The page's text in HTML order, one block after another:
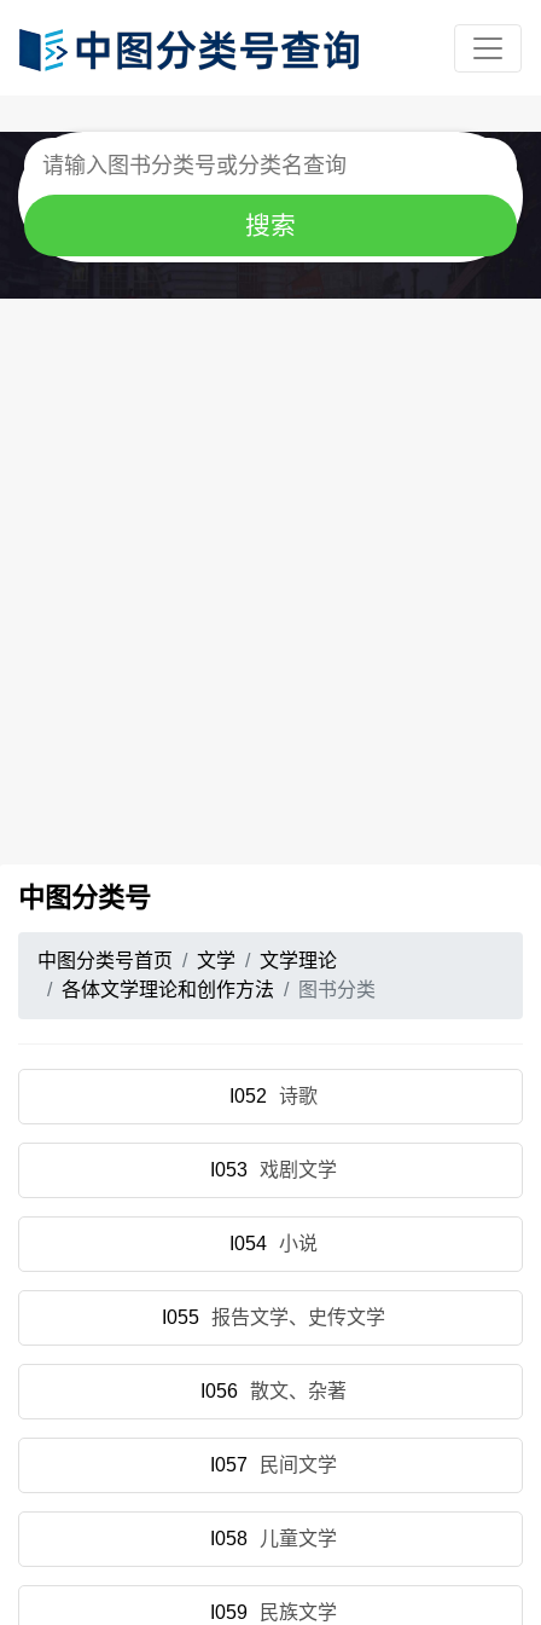
中图分类号
中图分类号首页 文学
文学理论
各体文学理论和创作方法
图书分类
I052 诗歌
I053 戏剧文学
I054 小说
I055 报告文学、史传文学
I056 散文、杂著
I057 民间文学
I058 儿童文学
I059 民族文学